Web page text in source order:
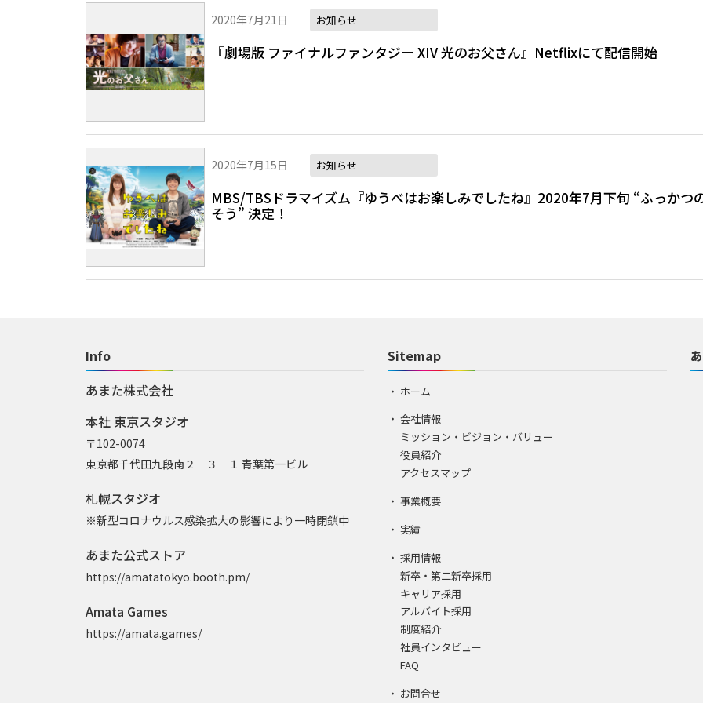
2020年7月21日 お知らせ
『劇場版 ファイナルファンタジー XIV 光のお父さん』Netflixにて配信開始
2020年7月15日 お知らせ
MBS/TBSドラマイズム『ゆうべはお楽しみでしたね』2020年7月下旬 “ふっかつ
そう” 決定！
Info
あまた株式会社
本社 東京スタジオ
〒102-0074
東京都千代田九段南２－３－１ 青葉第一ビル
札幌スタジオ
※新型コロナウルス感染拡大の影響により一時閉鎖中
あまた公式ストア
https://amatatokyo.booth.pm/
Amata Games
https://amata.games/
Sitemap
ホーム
会社情報
ミッション・ビジョン・バリュー
役員紹介
アクセスマップ
事業概要
実績
採用情報
新卒・第二新卒採用
キャリア採用
アルバイト採用
制度紹介
社員インタビュー
FAQ
お問合せ